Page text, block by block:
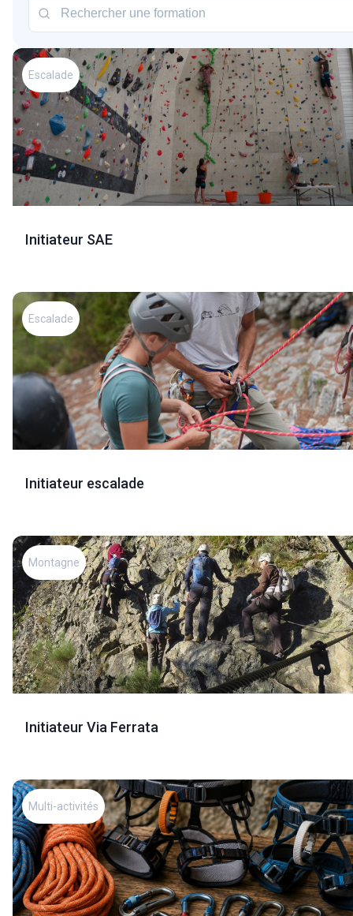
Escalade
Initiateur SAE
Escalade
Initiateur escalade
Montagne
Initiateur Via Ferrata
Multi-activités